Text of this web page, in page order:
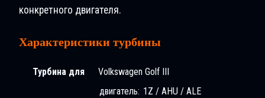
конкретного двигателя.
Характеристики турбины
Турбина для Volkswagen Golf III
двигатель: 1Z / AHU / ALE